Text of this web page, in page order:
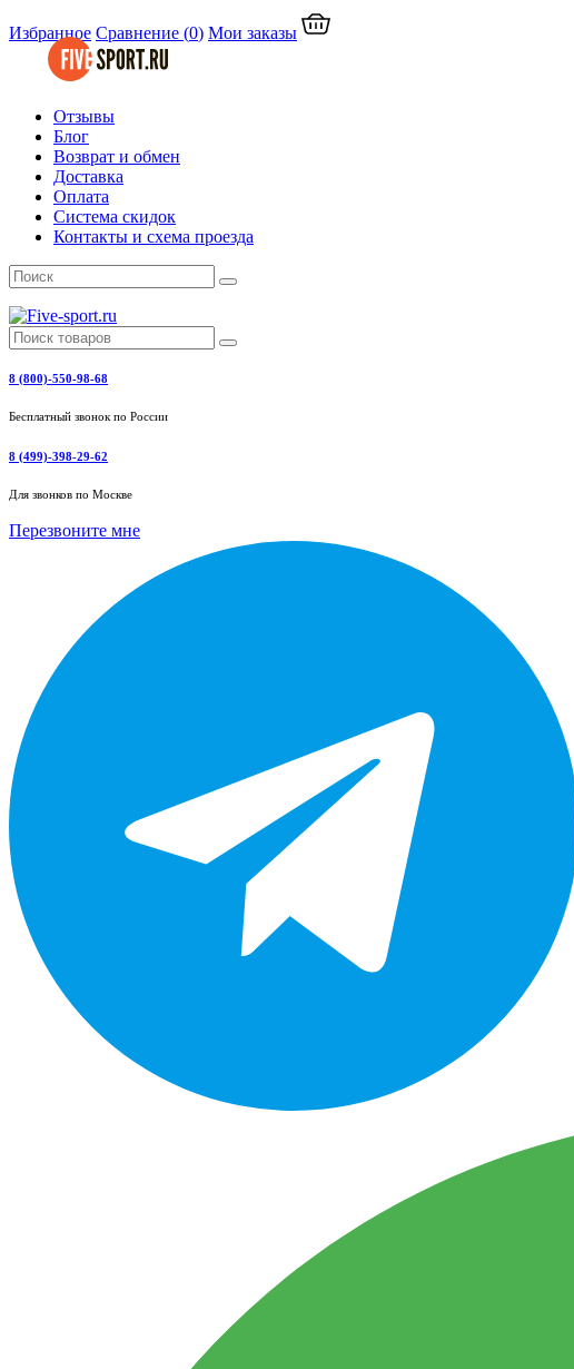
Избранное Сравнение (0) Мои заказы
Отзывы
Блог
Возврат и обмен
Доставка
Оплата
Система скидок
Контакты и схема проезда
8 (800)-550-98-68
Бесплатный звонок по России
8 (499)-398-29-62
Для звонков по Москве
Перезвоните мне